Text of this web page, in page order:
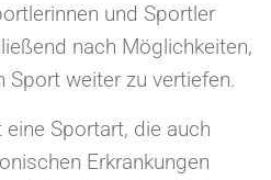
und Sportler
nach Möglichkeiten,
Sport weiter zu vertiefen.
Sportart, die auch
Erkrankungen